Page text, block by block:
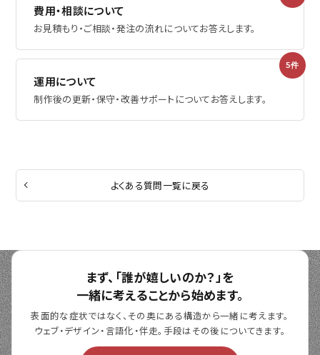
費用・相談について
お見積もり・ご相談・発注の流れについてお答えします。
運用について
制作後の更新・保守・改善サポートについてお答えします。
5件
よくある質問一覧に戻る
まず、「誰が嬉しいのか？」を
一緒に考えることから始めます。
表面的な症状ではなく、その奥にある構造から一緒に考えます。
ウェブ・デザイン・言語化・伴走。手段はその後についてきます。